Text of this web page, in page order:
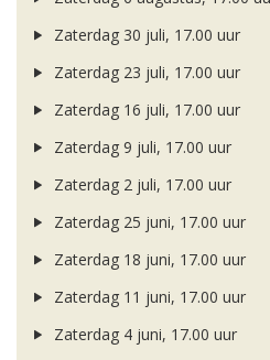
Zaterdag 30 juli, 17.00 uur
Zaterdag 23 juli, 17.00 uur
Zaterdag 16 juli, 17.00 uur
Zaterdag 9 juli, 17.00 uur
Zaterdag 2 juli, 17.00 uur
Zaterdag 25 juni, 17.00 uur
Zaterdag 18 juni, 17.00 uur
Zaterdag 11 juni, 17.00 uur
Zaterdag 4 juni, 17.00 uur